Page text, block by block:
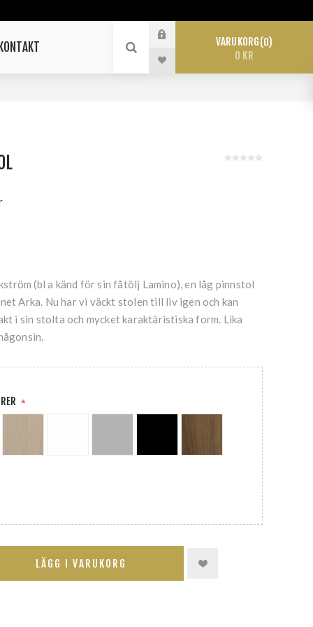
KONTAKT VARUKORG 0
0 KR
(bl a känd för sin fåtölj Lamino), en låg pinnstol
Arka. Nu har vi väckt stolen till liv igen och kan
i sin stolta och mycket karaktäristiska form. Lika
*
LÄGG I VARUKORG